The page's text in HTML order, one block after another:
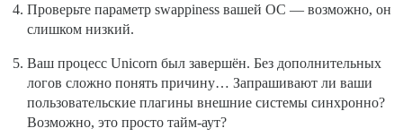
ОЗУ (МБ): 1882
Mem:           1838        1340          66
Swap:          3071         388        2683
==================== ПРОВЕРКА МЕСТА НА ДИСКЕ
---------- Место на диске ОС ----------
Проверьте параметр swappiness вашей ОС — возможно, он
слишком низкий.
Ваш процесс Unicorn был завершён. Без дополнительных
логов сложно понять причину… Запрашивают ли ваши
пользовательские плагины внешние системы синхронно?
Возможно, это просто тайм-аут?